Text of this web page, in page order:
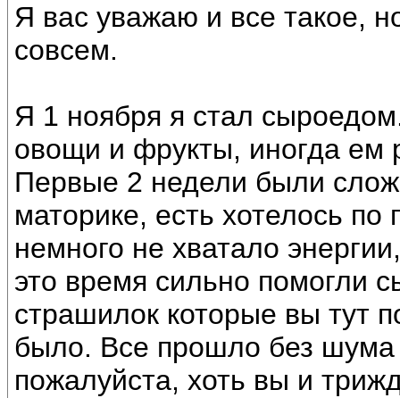
Я вас уважаю и все такое,
совсем.
Я 1 ноября я стал
овощи и фрукты, иногда ем
Первые 2 недели были
маторике, есть хотелось
немного не хватало
это время сильно помогли
страшилок которые вы тут
было. Все прошло без шума
пожалуйста, хоть вы и